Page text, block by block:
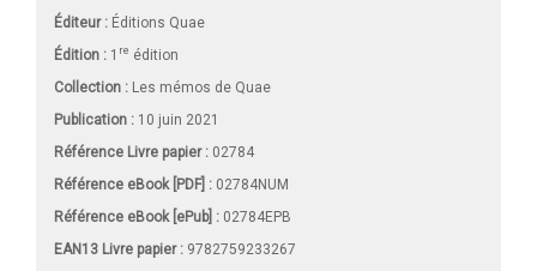
Éditeur : Éditions Quae
Édition : 1 re édition
Collection : Les mémos de Quae
Publication : 10 juin 2021
Référence Livre papier : 02784
Référence eBook [PDF] : 02784NUM
Référence eBook [ePub] : 02784EPB
EAN13 Livre papier : 9782759233267